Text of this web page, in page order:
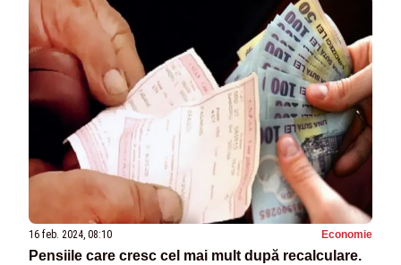
16 feb. 2024, 08:10 Economie
Pensiile care cresc cel mai mult după recalculare.